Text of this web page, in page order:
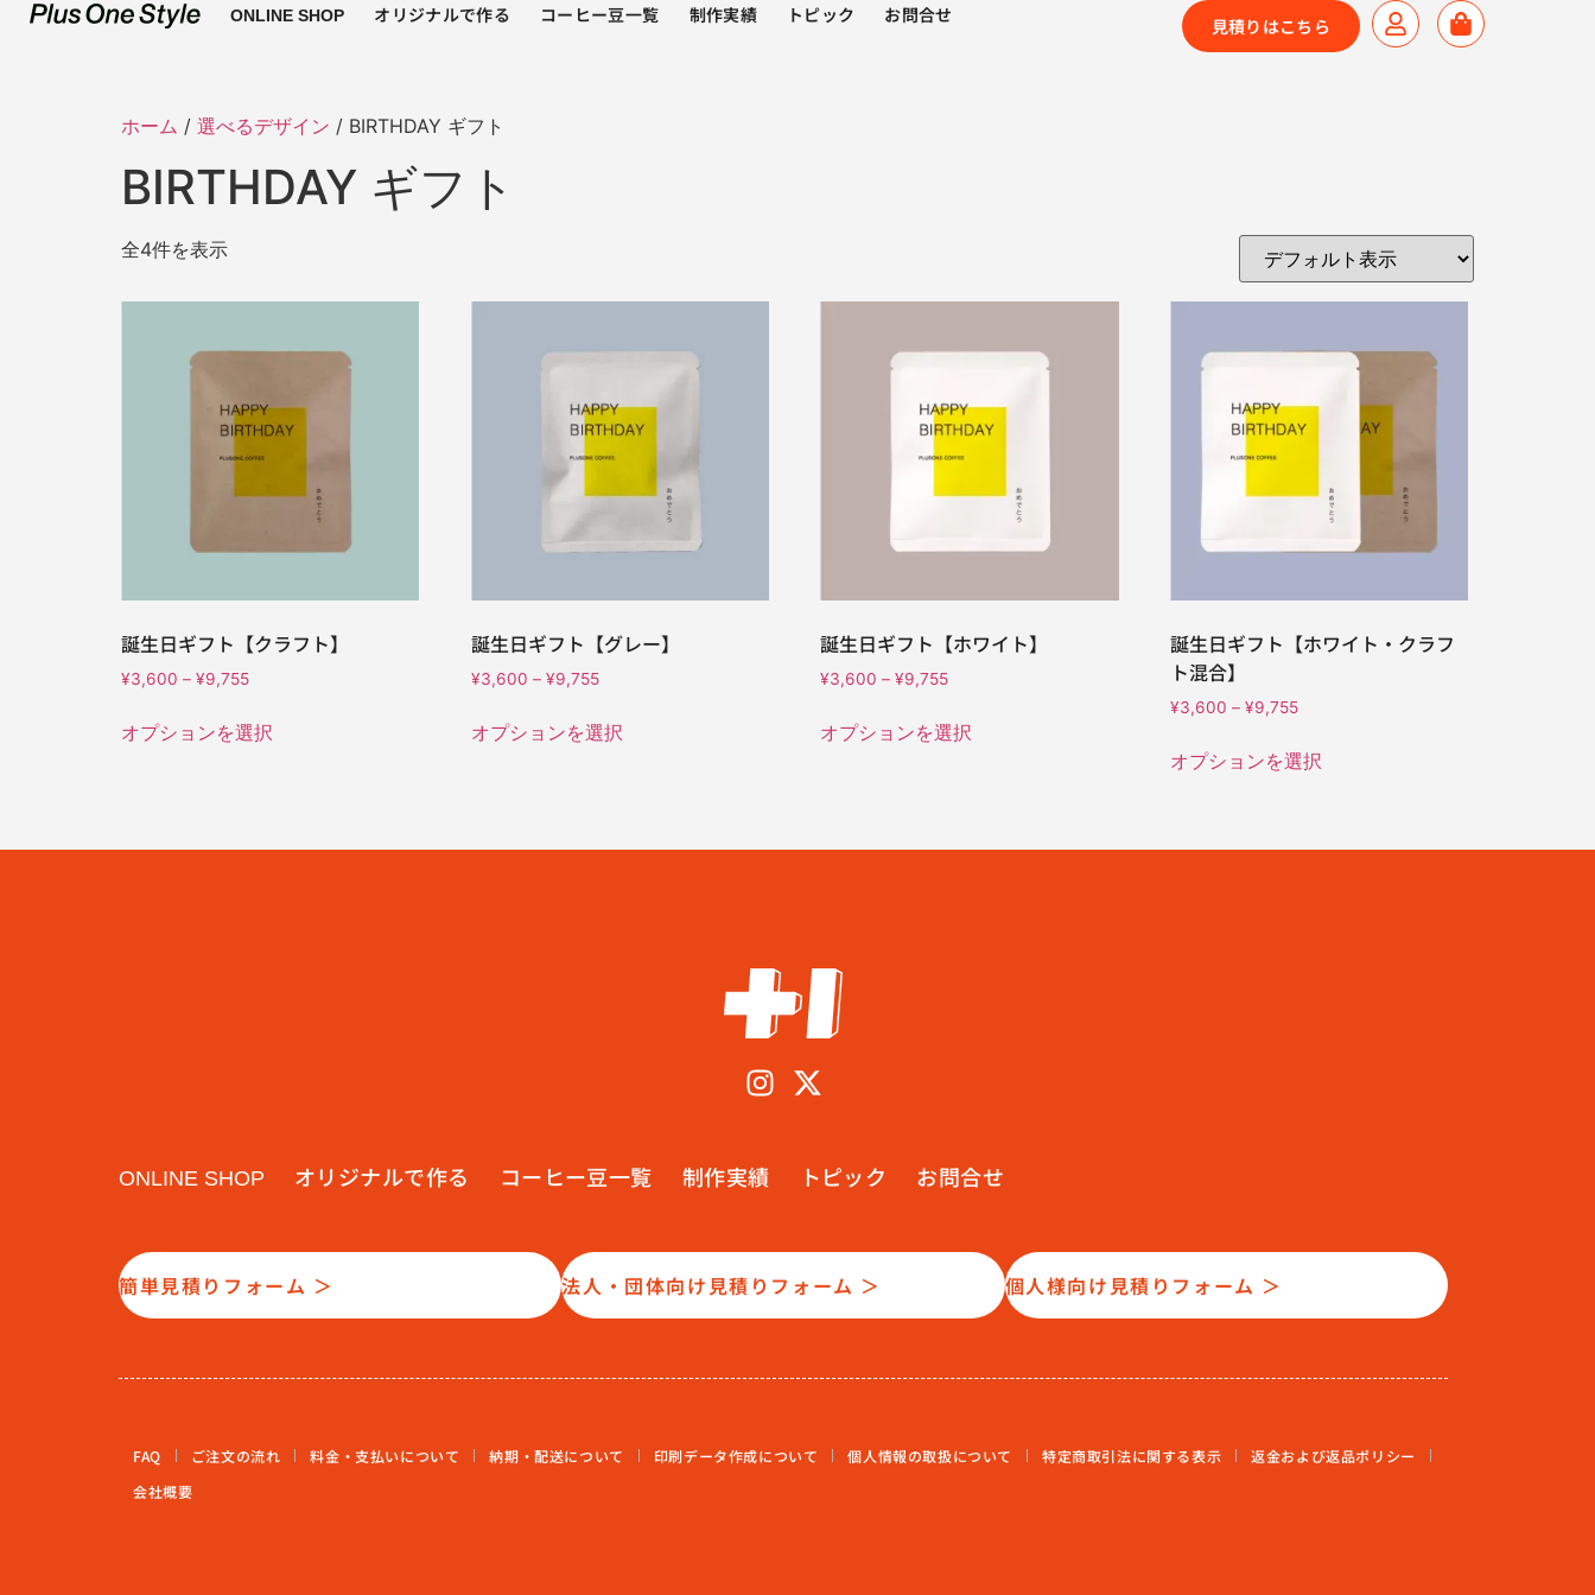
ONLINE SHOP オリジナルで作る コーヒー豆一覧 制作実績 トピック お問合せ 見積りはこちら
ホーム / 選べるデザイン / BIRTHDAY ギフト
BIRTHDAY ギフト
全4件を表示
誕生日ギフト【クラフト】
¥3,600 – ¥9,755
オプションを選択
誕生日ギフト【グレー】
¥3,600 – ¥9,755
オプションを選択
誕生日ギフト【ホワイト】
¥3,600 –¥9,755
オプションを選択
誕生日ギフト【ホワイト・クラフ
ト混合】
¥3,600 –¥9,755
オプションを選択
ONLINE SHOP オリジナルで作る コーヒー豆一覧 制作実績 トピック お問合せ
簡単見積りフォーム ＞ 法人・団体向け見積りフォーム ＞ 個人様向け見積りフォーム ＞
FAQ ご注文の流れ 料金・支払いについて 納期・配送について 印刷データ作成について 個人情報の取扱について 特定商取引法に関する表示
返金および返品ポリシー
会社概要